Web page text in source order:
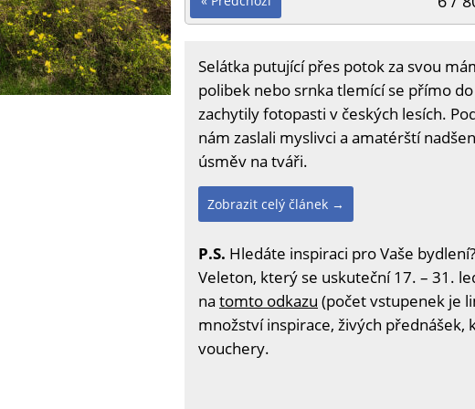
Selátka putující přes potok za svou
polibek nebo srnka tlemící se přímo
zachytily fotopasti v českých lesích.
nám zaslali myslivci a amatérští
úsměv na tváři.
Zobrazit celý článek →
P.S. Hledáte inspiraci pro Vaše
Veleton, který se uskuteční 17. – 31.
na tomto odkazu (počet vstupenek je
množství inspirace, živých přednášek,
vouchery.